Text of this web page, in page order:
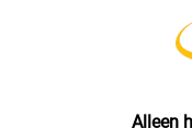
Alleen